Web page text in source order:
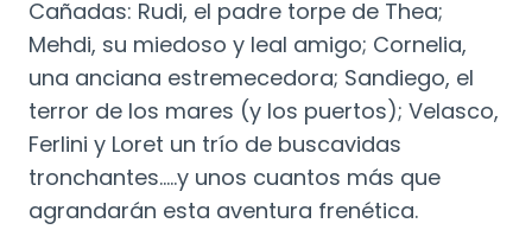
Cañadas: Rudi, el padre torpe de Thea;
Mehdi, su miedoso y leal amigo; Cornelia,
una anciana estremecedora; Sandiego, el
terror de los mares (y los puertos); Velasco,
Ferlini y Loret un trío de buscavidas
tronchantes…..y unos cuantos más que
agrandarán esta aventura frenética.